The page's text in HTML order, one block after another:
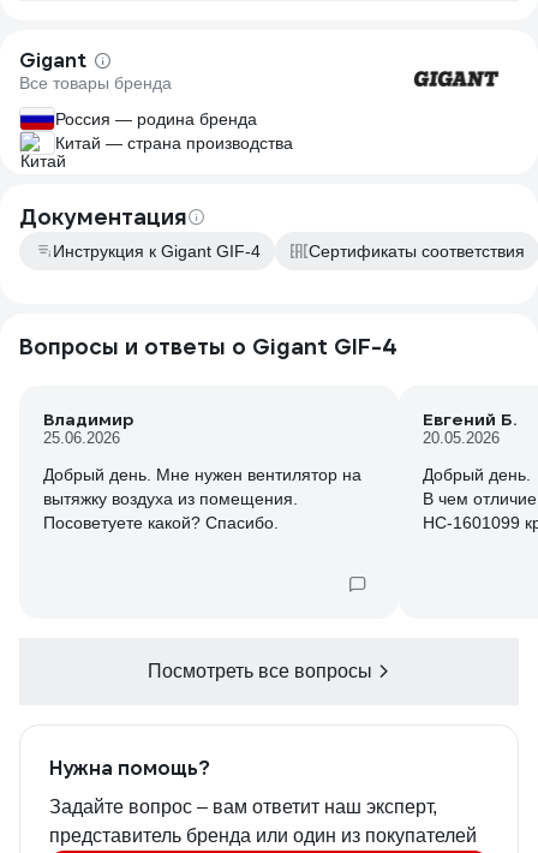
Gigant
Все товары бренда
Россия — родина бренда
Китай — страна производства
Документация
Инструкция к Gigant GIF-4 Сертификаты соответствия
Вопросы и ответы о Gigant GIF-4
Владимир
25.06.2026
Добрый день. Мне нужен вентилятор на
вытяжку воздуха из помещения.
Посоветуете какой? Спасибо.
Евгений Б.
20.05.2026
Добрый день.
В чем
НС-1601099
Посмотреть все вопросы
Нужна помощь?
Задайте вопрос – вам ответит наш эксперт,
представитель бренда или один из покупателей